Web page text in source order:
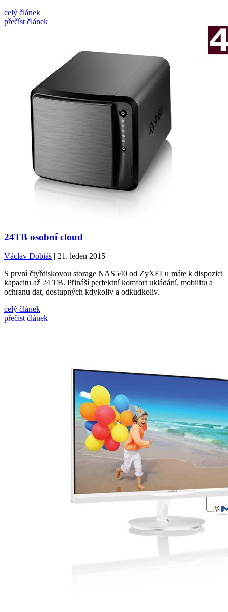
celý článek
přečíst článek
24TB osobní cloud
Václav Dobiáš | 21. leden 2015
S první čtyřdiskovou storage NAS540 od ZyXELu máte k dispozici
kapacitu až 24 TB. Přináší perfektní komfort ukládání, mobilitu a
ochranu dat, dostupných kdykoliv a odkudkoliv.
celý článek
přečíst článek